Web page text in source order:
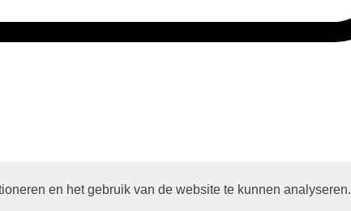
en het gebruik van de website te kunnen analyseren.
NederlandenHuman Content Mediaproducties B.V.